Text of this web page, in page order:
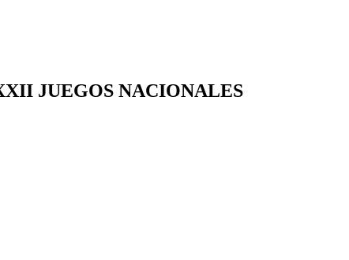
JUEGOS NACIONALES